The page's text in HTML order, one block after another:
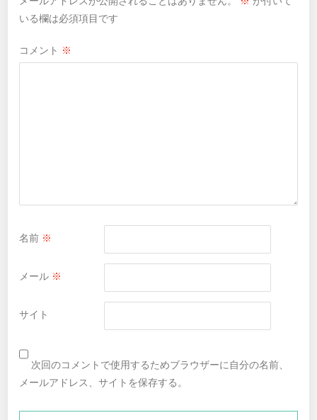
いる欄は必須項目です
コメント ※
名前 ※
メール ※
サイト
次回のコメントで使用するためブラウザーに自分の名前、
メールアドレス、サイトを保存する。